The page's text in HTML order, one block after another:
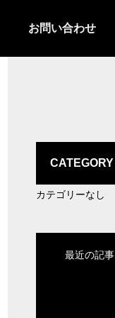
お問い合わせ
CATEGORY
カテゴリーなし
最近の記事